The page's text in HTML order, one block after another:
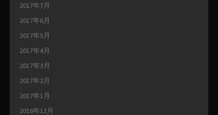
2017年7月
2017年6月
2017年5月
2017年4月
2017年3月
2017年2月
2017年1月
2016年12月